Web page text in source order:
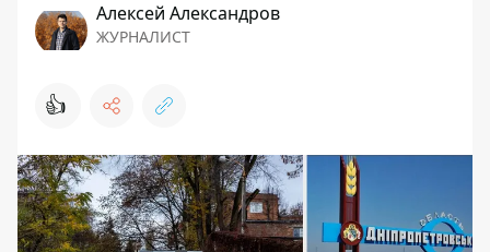
Алексей Александров
ЖУРНАЛИСТ
👍